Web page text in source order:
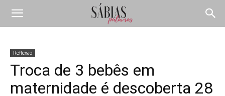
Reflexão
Troca de 3 bebês em
maternidade é descoberta 28